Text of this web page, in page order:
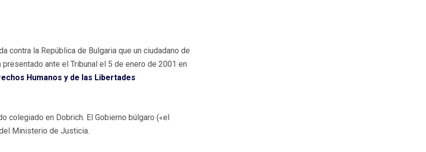
contra la República de Bulgaria que un ciudadano de
ante el Tribunal el 5 de enero de 2001 en
Humanos y de las Libertades
colegiado en Dobrich. El Gobierno búlgaro («el
Ministerio de Justicia.